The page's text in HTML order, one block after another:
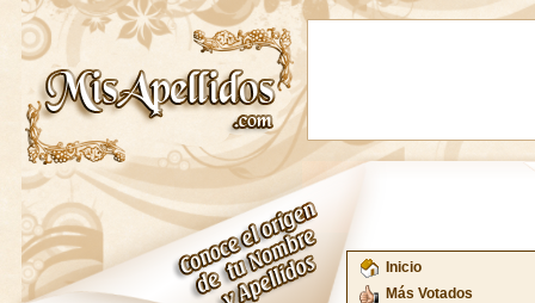
Inicio
Más Votados